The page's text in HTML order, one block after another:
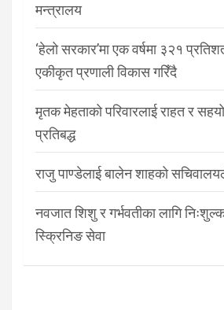
मन्त्रालय
‘हेलो सरकार’मा एक वर्षमा ३२१
एकीकृत प्रणाली विकास गरिँदै
मृतक मेहताको परिवारलाई राहत र
प्रतिबद्ध
राजु पाण्डेलाई बालेन शाहको
नवजात शिशु र गर्भवतीका लागि
स्क्रिनिङ सेवा